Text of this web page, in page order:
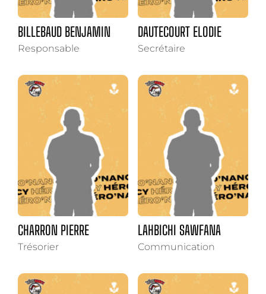
BILLEBAUD BENJAMIN
Responsable
DAUTECOURT ELODIE
Secrétaire
CHARRON PIERRE
Trésorier
LAHBICHI SAWFANA
Communication